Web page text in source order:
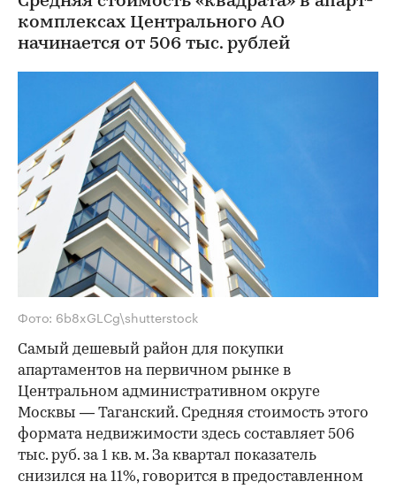
комплексах Центрального АО
начинается от 506 тыс. рублей
Фото: 6b8xGLCg\shutterstock
Самый дешевый район для покупки
апартаментов на первичном рынке в
Центральном административном округе
Москвы — Таганский. Средняя стоимость этого
формата недвижимости здесь составляет 506
тыс. руб. за 1 кв. м. За квартал показатель
снизился на 11%, говорится в предоставленном